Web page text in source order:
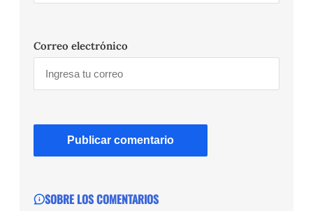
Correo electrónico
SOBRE LOS COMENTARIOS